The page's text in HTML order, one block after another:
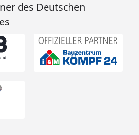
des Deutschen